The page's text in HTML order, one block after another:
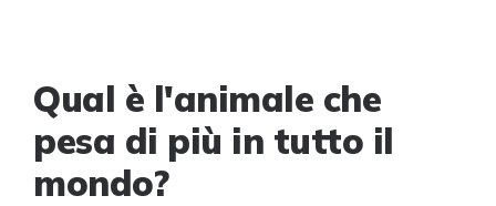
Qual è l'animale che
pesa di più in tutto il
mondo?